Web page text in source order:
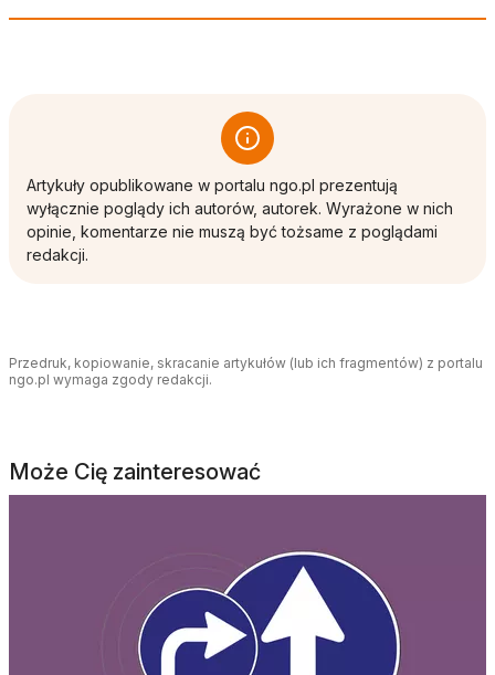
Artykuły opublikowane w portalu ngo.pl prezentują
wyłącznie poglądy ich autorów, autorek. Wyrażone w nich
opinie, komentarze nie muszą być tożsame z poglądami
redakcji.
Przedruk, kopiowanie, skracanie artykułów (lub ich fragmentów) z portalu
ngo.pl wymaga zgody redakcji.
Może Cię zainteresować